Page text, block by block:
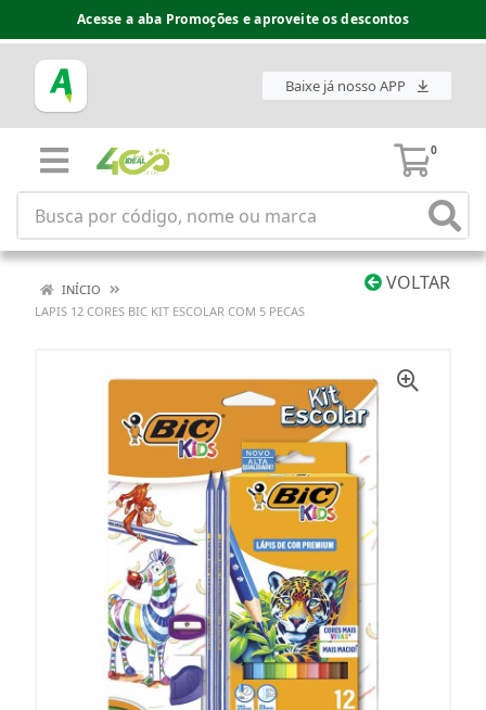
Acesse a aba Promoções e aproveite os descontos
Baixe já nosso APP
0
VOLTAR
INÍCIO
LAPIS 12 CORES BIC KIT ESCOLAR COM 5 PECAS